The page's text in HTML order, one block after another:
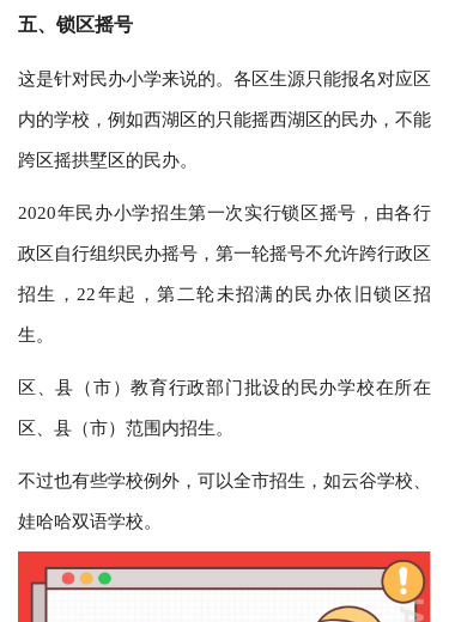
五、锁区摇号
这是针对民办小学来说的。各区生源只能报名对应区
内的学校，例如西湖区的只能摇西湖区的民办，不能
跨区摇拱墅区的民办。
2020年民办小学招生第一次实行锁区摇号，由各行
政区自行组织民办摇号，第一轮摇号不允许跨行政区
招生，22年起，第二轮未招满的民办依旧锁区招
生。
区、县（市）教育行政部门批设的民办学校在所在
区、县（市）范围内招生。
不过也有些学校例外，可以全市招生，如云谷学校、
娃哈哈双语学校。